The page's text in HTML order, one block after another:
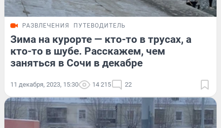
РАЗВЛЕЧЕНИЯ ПУТЕВОДИТЕЛЬ
Зима на курорте — кто-то в трусах, а
кто-то в шубе. Расскажем, чем
заняться в Сочи в декабре
11 декабря, 2023, 15:30 14 215 22